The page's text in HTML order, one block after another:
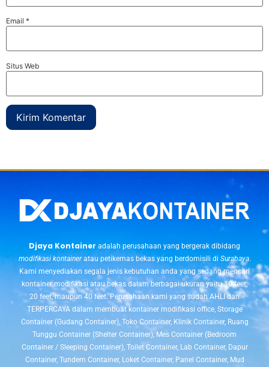
Email *
Situs Web
Djaya Kontainer adalah perusahaan yang bergerak dibidang
modifikasi kontaineratau petikemas bekas yang berdomisili di Surabaya.
Kami menyediakan segala jenis kebutuhan anda yang sedang mencari
kontainer modifikasi atau bekas dalam berbagai ukuran yaitu 10 feet,
20 feet, maupun 40 feet. Perusahaan kami yang sudah AHLI dan
TERPERCAYA dalam membuat kontainer modifikasi office, Storage
Container (Gudang Container), Toko Container, Klinik Container, Ruang
Tunggu Container (Shelter Container), Mes Container (Bedroom
Container / Sleeping Container), Toilet Container, Lab Container, Dapur
Container, Tundem Container, Loket Container, Panel Container, Mud